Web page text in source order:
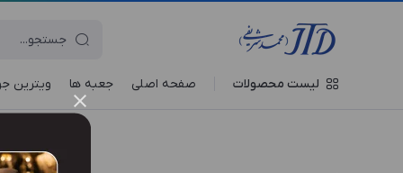
لیست محصولات صفحه اصلی جعبه‌ ها ویترین